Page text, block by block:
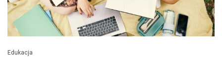
Edukacja